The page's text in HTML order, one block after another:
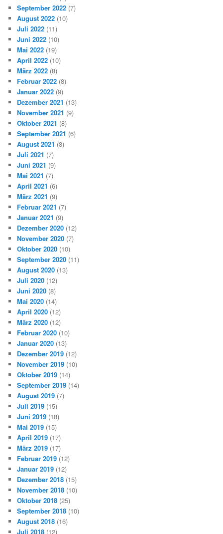
September 2022 (7)
August 2022 (10)
Juli 2022 (11)
Juni 2022 (10)
Mai 2022 (19)
April 2022 (10)
März 2022 (8)
Februar 2022 (8)
Januar 2022 (9)
Dezember 2021 (13)
November 2021 (9)
Oktober 2021 (8)
September 2021 (6)
August 2021 (8)
Juli 2021 (7)
Juni 2021 (9)
Mai 2021 (7)
April 2021 (6)
März 2021 (9)
Februar 2021 (7)
Januar 2021 (9)
Dezember 2020 (12)
November 2020 (7)
Oktober 2020 (10)
September 2020 (11)
August 2020 (13)
Juli 2020 (12)
Juni 2020 (8)
Mai 2020 (14)
April 2020 (12)
März 2020 (12)
Februar 2020 (10)
Januar 2020 (13)
Dezember 2019 (12)
November 2019 (10)
Oktober 2019 (14)
September 2019 (14)
August 2019 (7)
Juli 2019 (15)
Juni 2019 (18)
Mai 2019 (15)
April 2019 (17)
März 2019 (17)
Februar 2019 (12)
Januar 2019 (12)
Dezember 2018 (15)
November 2018 (10)
Oktober 2018 (25)
September 2018 (10)
August 2018 (16)
Juli 2018 (12)